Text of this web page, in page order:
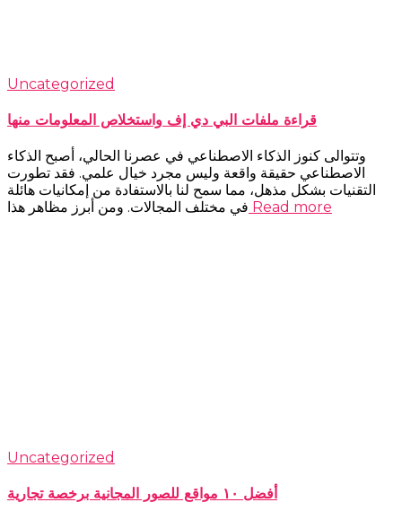
Uncategorized
قراءة ملفات البي دي إف واستخلاص المعلومات منها
وتتوالى كنوز الذكاء الاصطناعي في عصرنا الحالي، أصبح الذكاء
الاصطناعي حقيقة واقعة وليس مجرد خيال علمي. فقد تطورت
التقنيات بشكل مذهل، مما سمح لنا بالاستفادة من إمكانيات هائلة
في مختلف المجالات. ومن أبرز مظاهر هذا Read more
Uncategorized
أفضل ١٠ مواقع للصور المجانية برخصة تجارية